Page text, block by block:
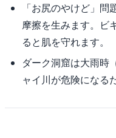
「お尻のやけど」
摩擦を生みます。ビ
ると肌を守れます。
ダーク洞窟は大雨時
ャイ川が危険になる